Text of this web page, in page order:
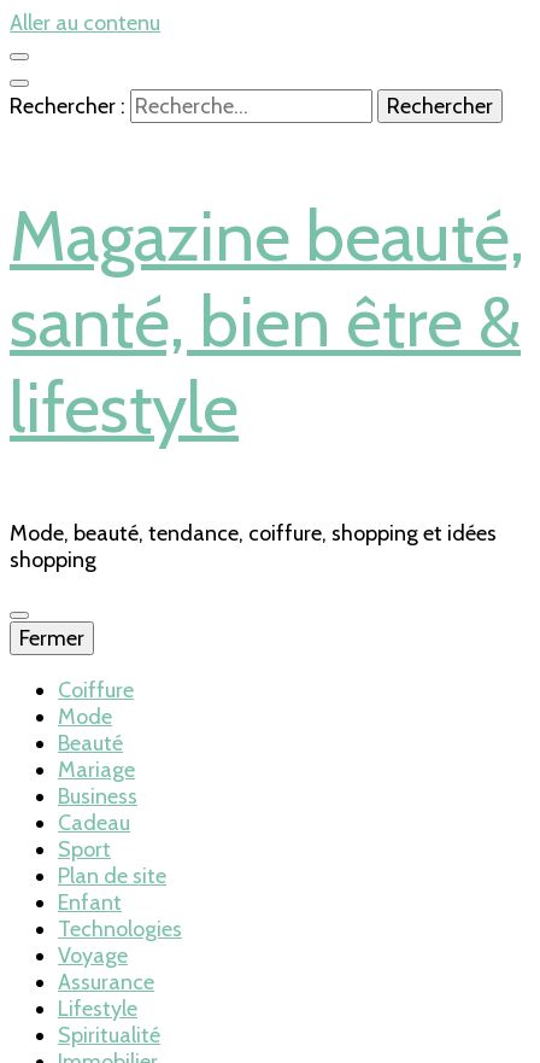
Aller au contenu
Rechercher :
Magazine beauté,
santé, bien être &
lifestyle
Mode, beauté, tendance, coiffure, shopping et idées
shopping
Fermer
Coiffure
Mode
Beauté
Mariage
Business
Cadeau
Sport
Plan de site
Enfant
Technologies
Voyage
Assurance
Lifestyle
Spiritualité